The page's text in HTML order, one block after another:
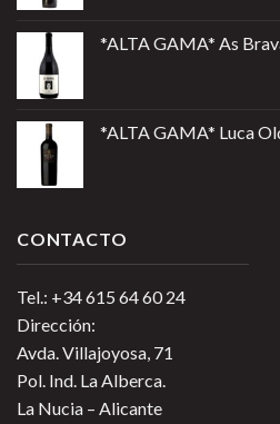
*ALTA GAMA* As
*ALTA GAMA* Luca
CONTACTO
Tel.: +34 615 64 60 24
Dirección:
Avda. Villajoyosa, 71
Pol. Ind. La Alberca.
La Nucia – Alicante